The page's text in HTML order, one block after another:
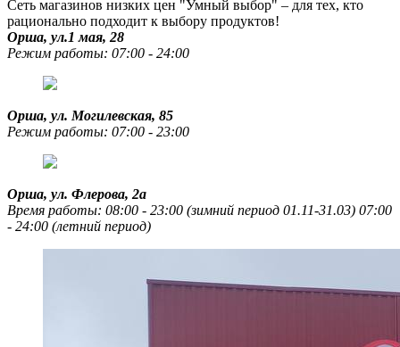
Сеть магазинов низких цен "Умный выбор" – для тех, кто
рационально подходит к выбору продуктов!
Орша, ул.1 мая, 28
Режим работы: 07:00 - 24:00
Орша, ул. Могилевская, 85
Режим работы: 07:00 - 23:00
Орша, ул. Флерова, 2а
Время работы: 08:00 - 23:00 (зимний период 01.11-31.03) 07:00
- 24:00 (летний период)